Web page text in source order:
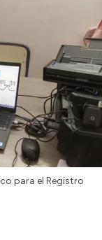
para el Registro